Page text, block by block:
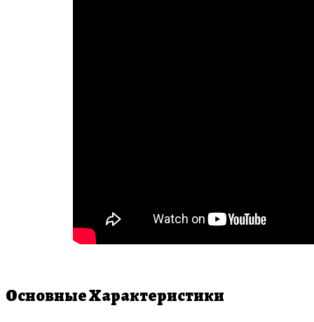
Основные Характеристики